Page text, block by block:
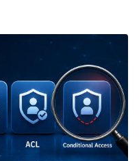
運用実態から分析し